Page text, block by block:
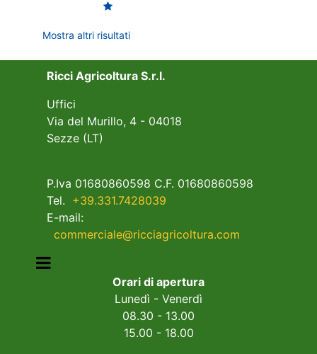
Mostra altri risultati
Ricci Agricoltura S.r.l.
Uffici
Via del Murillo, 4 - 04018
Sezze (LT)
P.Iva 01680860598 C.F. 01680860598
Tel. +39.331.7428039
E-mail:
commerciale@ricciagricoltura.com
Open menu
Orari di apertura
Lunedì - Venerdì
08.30 - 13.00
15.00 - 18.00